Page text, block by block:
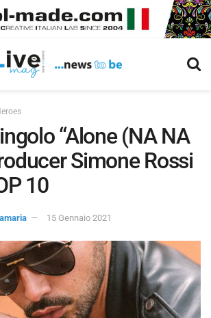
“Alone (NA NA
Simone Rossi
10
15 Gennaio 2021